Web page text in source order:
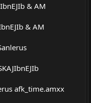
& AM
& AM
afk_time.amxx